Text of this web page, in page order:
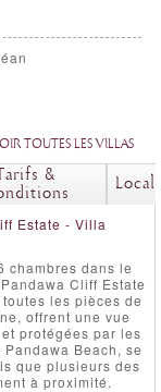
TOUTES LES VILLAS
&
Estate - Villa
chambres dans le
Cliff Estate
les pièces de
offrent une vue
protégées par les
Beach, se
que plusieurs des
à proximité.